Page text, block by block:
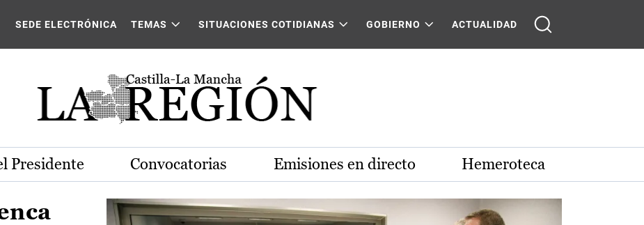
La Mancha
SEDE ELECTRÓNICA TEMAS SITUACIONES COTIDIANAS GOBIERNO ACTUALIDAD
Presidente Convocatorias Emisiones en directo Hemeroteca